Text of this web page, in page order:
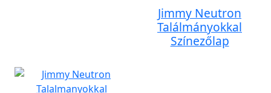
Jimmy Neutron
Találmányokkal
Színezőlap